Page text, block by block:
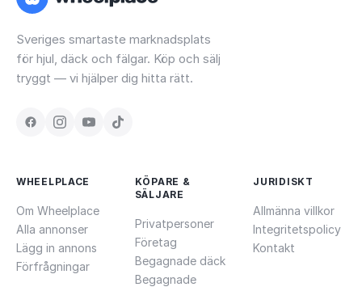
Sveriges smartaste marknadsplats
för hjul, däck och fälgar. Köp och sälj
tryggt — vi hjälper dig hitta rätt.
WHEELPLACE
Om Wheelplace
Alla annonser
Lägg in annons
Förfrågningar
KÖPARE &
SÄLJARE
Privatpersoner
Företag
Begagnade däck
Begagnade
JURIDISKT
Allmänna villkor
Integritetspolicy
Kontakt